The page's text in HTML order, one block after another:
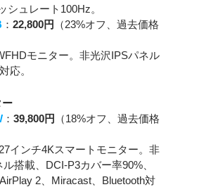
シュレート100Hz。
： 22,800円
（23%オフ、過去価格
モニター。非光沢IPSパネル
応。
ー
： 39,800円
（18%オフ、過去価格
インチ4Kスマートモニター。非
搭載、DCI-P3カバー率90%、
2、Miracast、Bluetooth対